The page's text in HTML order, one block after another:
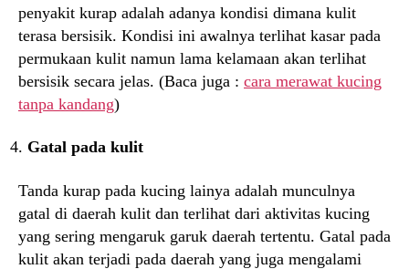
penyakit kurap adalah adanya kondisi dimana kulit
terasa bersisik. Kondisi ini awalnya terlihat kasar pada
permukaan kulit namun lama kelamaan akan terlihat
bersisik secara jelas. (Baca juga : cara merawat kucing
tanpa kandang)
Gatal pada kulit
Tanda kurap pada kucing lainya adalah munculnya
gatal di daerah kulit dan terlihat dari aktivitas kucing
yang sering mengaruk garuk daerah tertentu. Gatal pada
kulit akan terjadi pada daerah yang juga mengalami